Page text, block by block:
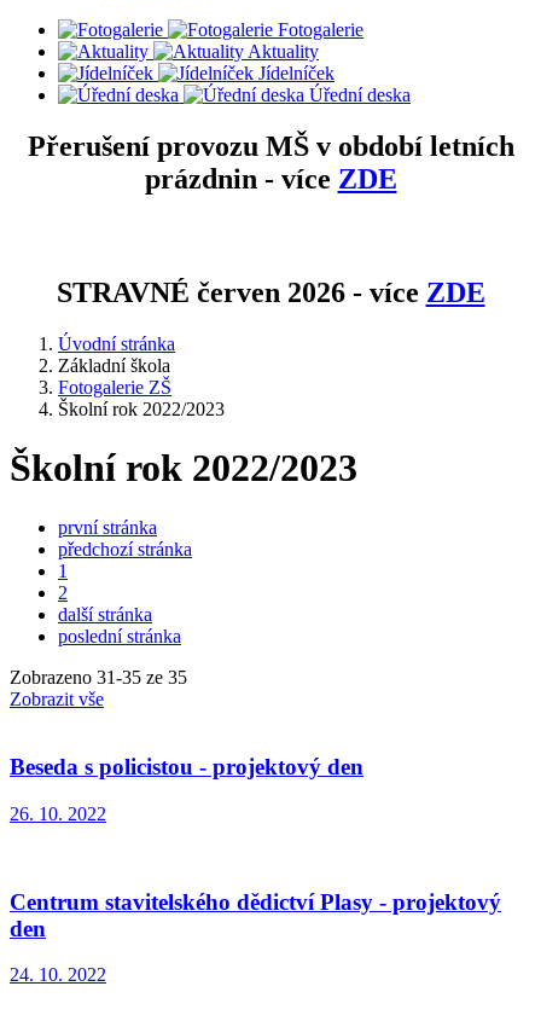
Fotogalerie
Aktuality
Jídelníček
Úřední deska
Přerušení provozu MŠ v období letních
prázdnin - více ZDE
STRAVNÉ červen 2026 - více ZDE
Úvodní stránka
Základní škola
Fotogalerie ZŠ
Školní rok 2022/2023
Školní rok 2022/2023
první stránka
předchozí stránka
1
2
další stránka
poslední stránka
Zobrazeno 31-35 ze 35
Zobrazit vše
Beseda s policistou - projektový den
26. 10. 2022
Centrum stavitelského dědictví Plasy - projektový
den
24. 10. 2022